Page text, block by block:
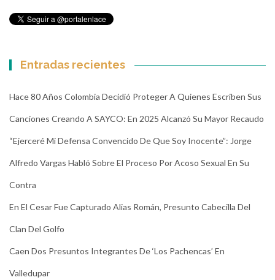
Entradas recientes
Hace 80 Años Colombia Decidió Proteger A Quienes Escriben Sus
Canciones Creando A SAYCO: En 2025 Alcanzó Su Mayor Recaudo
“Ejerceré Mi Defensa Convencido De Que Soy Inocente”: Jorge
Alfredo Vargas Habló Sobre El Proceso Por Acoso Sexual En Su
Contra
En El Cesar Fue Capturado Alias Román, Presunto Cabecilla Del
Clan Del Golfo
Caen Dos Presuntos Integrantes De ‘Los Pachencas’ En
Valledupar